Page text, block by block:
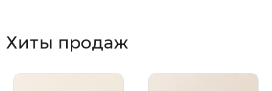
Хиты продаж